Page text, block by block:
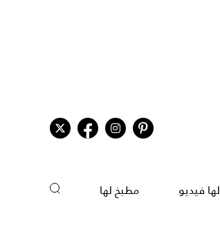
لها فيديو مطبخ لها